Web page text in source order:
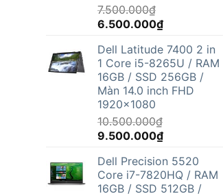
7.500.000₫
Giá
là:
7.500.000₫.
6.500.000₫Giá
tại
là:
6.500.000₫.
Dell Latitude 7400 2 in
1 Core i5-8265U / RAM
16GB / SSD 256GB /
Màn 14.0 inch FHD
1920x1080
10.500.000₫
Giá
là:
10.500.000₫.
9.500.000₫Giá
tại
là:
9.500.000₫.
Dell Precision 5520
Core i7-7820HQ / RAM
16GB / SSD 512GB /